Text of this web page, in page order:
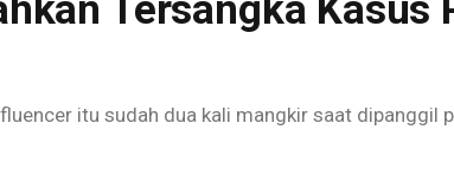
Tersangka Kasus
itu sudah dua kali mangkir saat dipanggil